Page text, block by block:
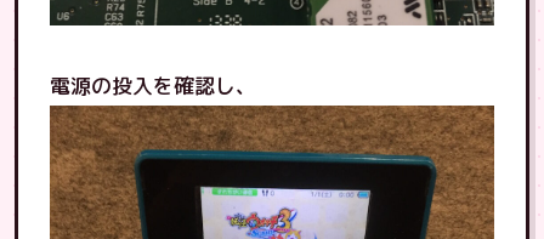
電源の投入を確認し、